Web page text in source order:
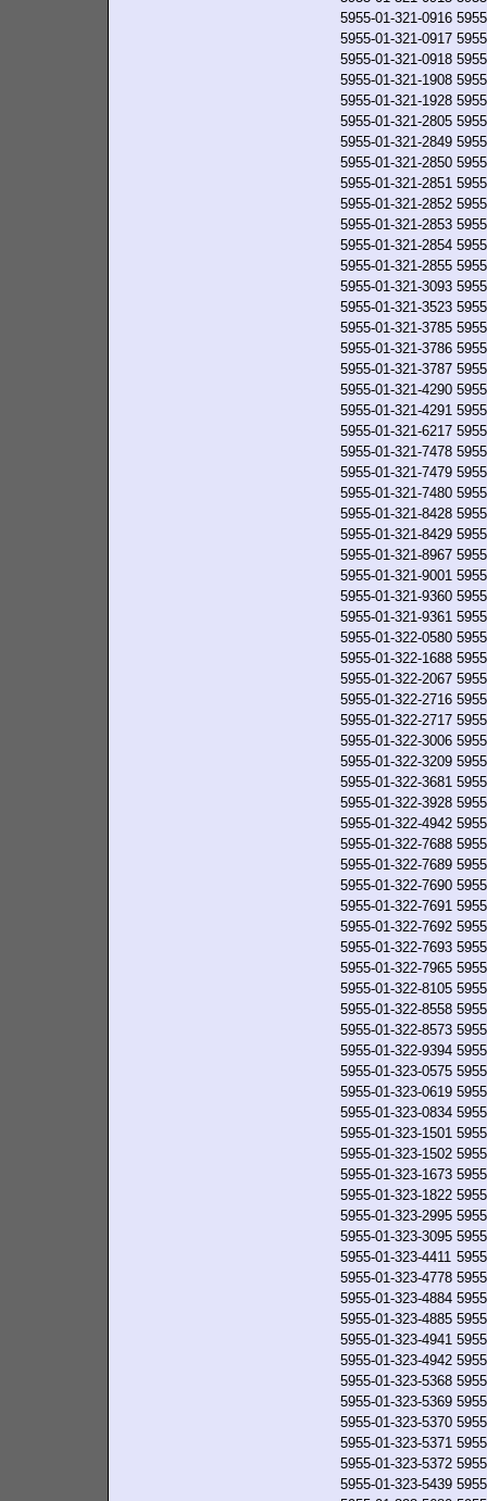
5955-01-321-0916
5955-01-321-0917
5955-01-321-0918
5955-01-321-1908
5955-01-321-1928
5955-01-321-2805
5955-01-321-2849
5955-01-321-2850
5955-01-321-2851
5955-01-321-2852
5955-01-321-2853
5955-01-321-2854
5955-01-321-2855
5955-01-321-3093
5955-01-321-3523
5955-01-321-3785
5955-01-321-3786
5955-01-321-3787
5955-01-321-4290
5955-01-321-4291
5955-01-321-6217
5955-01-321-7478
5955-01-321-7479
5955-01-321-7480
5955-01-321-8428
5955-01-321-8429
5955-01-321-8967
5955-01-321-9001
5955-01-321-9360
5955-01-321-9361
5955-01-322-0580
5955-01-322-1688
5955-01-322-2067
5955-01-322-2716
5955-01-322-2717
5955-01-322-3006
5955-01-322-3209
5955-01-322-3681
5955-01-322-3928
5955-01-322-4942
5955-01-322-7688
5955-01-322-7689
5955-01-322-7690
5955-01-322-7691
5955-01-322-7692
5955-01-322-7693
5955-01-322-7965
5955-01-322-8105
5955-01-322-8558
5955-01-322-8573
5955-01-322-9394
5955-01-323-0575
5955-01-323-0619
5955-01-323-0834
5955-01-323-1501
5955-01-323-1502
5955-01-323-1673
5955-01-323-1822
5955-01-323-2995
5955-01-323-3095
5955-01-323-4411
5955-01-323-4778
5955-01-323-4884
5955-01-323-4885
5955-01-323-4941
5955-01-323-4942
5955-01-323-5368
5955-01-323-5369
5955-01-323-5370
5955-01-323-5371
5955-01-323-5372
5955-01-323-5439